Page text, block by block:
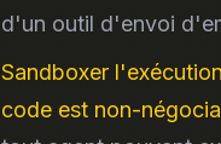
d'un outil d'envoi
Sandboxer
code est non-